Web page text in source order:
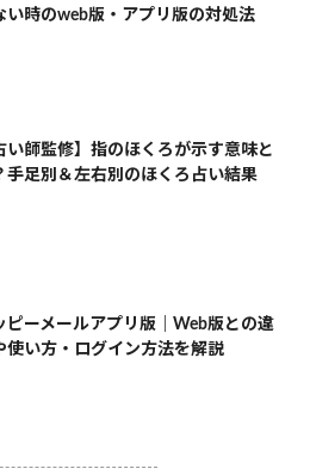
い時のweb版・アプリ版の対処法
い師監修】指のほくろが示す意味と
手足別＆左右別のほくろ占い結果
ピーメールアプリ版｜Web版との違
使い方・ログイン方法を解説